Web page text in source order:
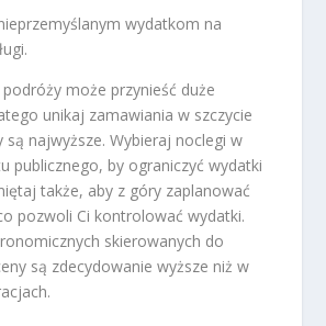
wydatkom na
może przynieść duże
unikaj zamawiania w szczycie
są najwyższe. Wybieraj noclegi w
publicznego, by ograniczyć wydatki
także, aby z góry zaplanować
pozwoli Ci kontrolować wydatki.
skierowanych do
są zdecydowanie wyższe niż w